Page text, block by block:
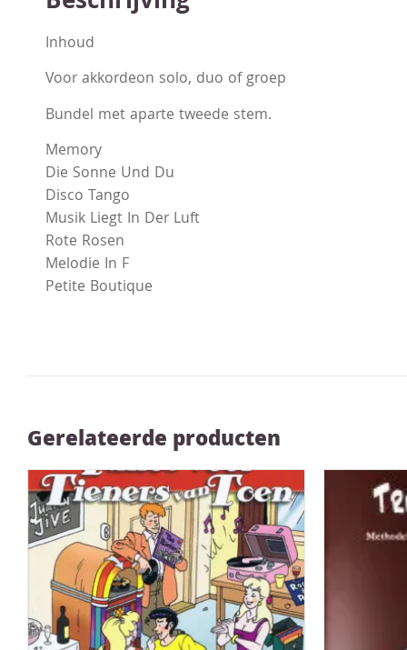
Inhoud
Voor akkordeon solo, duo of groep
Bundel met aparte tweede stem.
Memory
Die Sonne Und Du
Disco Tango
Musik Liegt In Der Luft
Rote Rosen
Melodie In F
Petite Boutique
Gerelateerde producten